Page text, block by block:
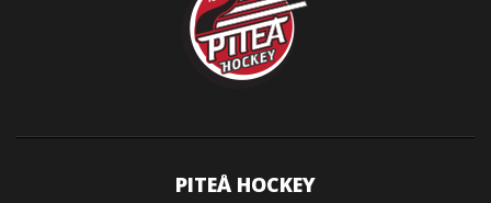
PITEÅ HOCKEY